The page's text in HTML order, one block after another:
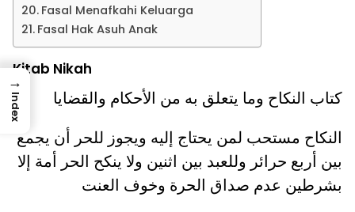
Fasal Menafkahi Keluarga
Fasal Hak Asuh Anak
Kitab Nikah
كتاب النكاح وما يتعلق به من الأحكام والقضايا
النكاح مستحب لمن يحتاج إليه ويجوز للحر أن يجمع
بين أربع حرائر وللعبد بين اثنين ولا ينكح الحر أمة إلا
بشرطين عدم صداق الحرة وخوف العنت
→
Index